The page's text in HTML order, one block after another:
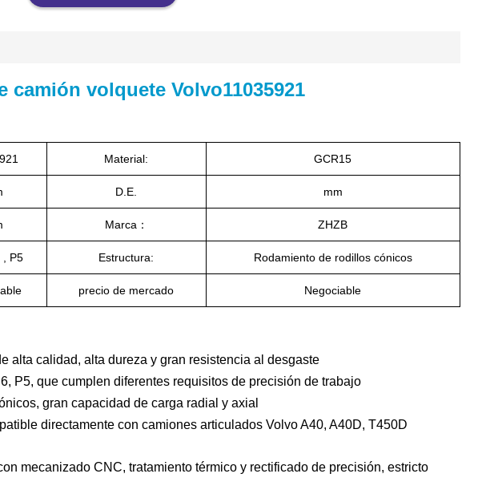
camión volquete Volvo11035921
Material: GCR15
D.E. mm
Marca： ZHZB
, P5 Estructura: Rodamiento de rodillos cónicos
precio de mercado Negociable
alta calidad, alta dureza y gran resistencia al desgaste
P5, que cumplen diferentes requisitos de precisión de trabajo
gran capacidad de carga radial y axial
directamente con camiones articulados Volvo A40, A40D, T450D
mecanizado CNC, tratamiento térmico y rectificado de precisión, estricto